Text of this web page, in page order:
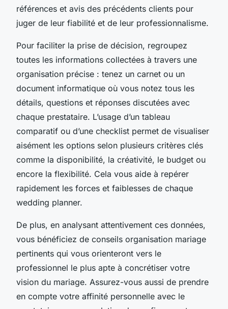
références et avis des précédents clients pour
juger de leur fiabilité et de leur professionnalisme.
Pour faciliter la prise de décision, regroupez
toutes les informations collectées à travers une
organisation précise : tenez un carnet ou un
document informatique où vous notez tous les
détails, questions et réponses discutées avec
chaque prestataire. L’usage d’un tableau
comparatif ou d’une checklist permet de visualiser
aisément les options selon plusieurs critères clés
comme la disponibilité, la créativité, le budget ou
encore la flexibilité. Cela vous aide à repérer
rapidement les forces et faiblesses de chaque
wedding planner.
De plus, en analysant attentivement ces données,
vous bénéficiez de conseils organisation mariage
pertinents qui vous orienteront vers le
professionnel le plus apte à concrétiser votre
vision du mariage. Assurez-vous aussi de prendre
en compte votre affinité personnelle avec le